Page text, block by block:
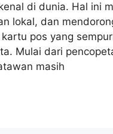
di dunia. Hal ini
lokal, dan
pos yang
Mulai dari
masih